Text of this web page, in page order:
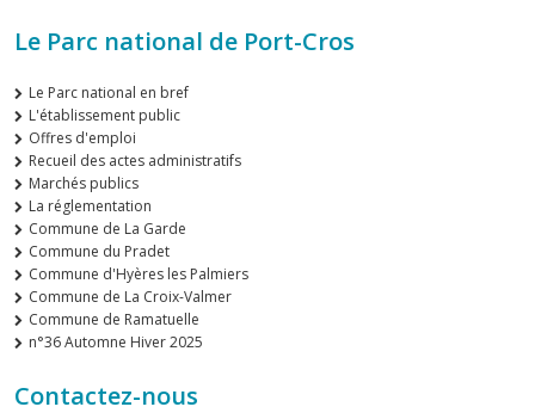
Le Parc national de Port-Cros
Le Parc national en bref
L'établissement public
Offres d'emploi
Recueil des actes administratifs
Marchés publics
La réglementation
Commune de La Garde
Commune du Pradet
Commune d'Hyères les Palmiers
Commune de La Croix-Valmer
Commune de Ramatuelle
n°36 Automne Hiver 2025
Contactez-nous